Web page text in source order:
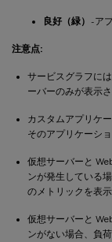
良好（緑） - ア
注意点:
サービスグラフに
ーバーのみが表示さ
カスタムアプリケ
そのアプリケーシ
仮想サーバーと
ンが発生している
のメトリックを表示
仮想サーバーと
ンがない場合、負